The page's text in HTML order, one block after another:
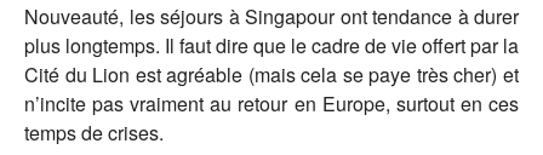
Nouveauté, les séjours à Singapour ont tendance à durer
plus longtemps. Il faut dire que le cadre de vie offert par la
Cité du Lion est agréable (mais cela se paye très cher) et
n’incite pas vraiment au retour en Europe, surtout en ces
temps de crises.